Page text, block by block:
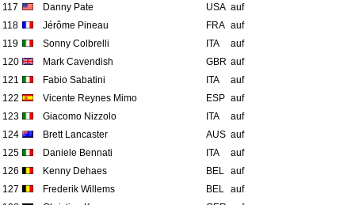
117
Danny Pate USA auf
118
Jérôme Pineau FRA auf
119
Sonny Colbrelli ITA
auf
120
Mark Cavendish GBR auf
121
Fabio Sabatini ITA
auf
122
Vicente Reynes Mimo ESP auf
123
Giacomo Nizzolo ITA
auf
124
Brett Lancaster AUS auf
125
Daniele Bennati ITA
auf
126
Kenny Dehaes BEL auf
127
Frederik Willems BEL auf